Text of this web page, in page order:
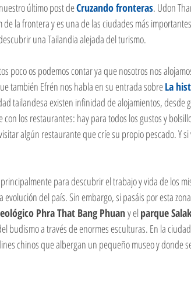
último post de Cruzando fronteras. Udon
la frontera y es una de las ciudades más
una Tailandia alejada del turismo.
poco os podemos contar ya que nosotros nos
también Efrén nos habla en su entrada sobre La
tailandesa existen infinidad de alojamientos, desde
los restaurantes: hay para todos los gustos y
algún restaurante que críe su propio pescado. Y
para descubrir el trabajo y vida de los
del país. Sin embargo, si pasáis por esta
Phra That Bang Phuan y el parque
budismo a través de enormes esculturas. En la
chinos que albergan un pequeño museo y donde